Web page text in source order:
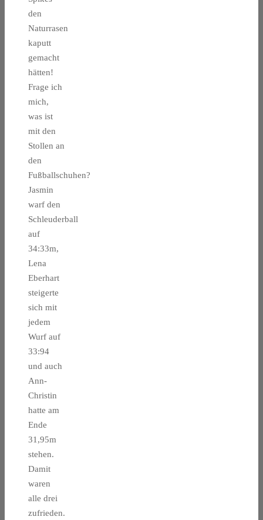
den
Naturrasen
kaputt
gemacht
hätten!
Frage ich
mich,
was ist
mit den
Stollen an
den
Fußballschuhen?
Jasmin
warf den
Schleuderball
auf
34:33m,
Lena
Eberhart
steigerte
sich mit
jedem
Wurf auf
33:94
und auch
Ann-
Christin
hatte am
Ende
31,95m
stehen.
Damit
waren
alle drei
zufrieden.